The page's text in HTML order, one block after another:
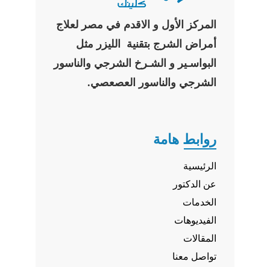
المركز الأول و الاقدم في مصر لعلاج
أمراض الشرج بتقنية الليزر مثل
البواسـير و الشـرخ الشرجي والناسور
الشرجي والناسور العصعصي.
روابط هامة
الرئيسية
عن الدكتور
الخدمات
الفيديوهات
المقالات
تواصل معنا